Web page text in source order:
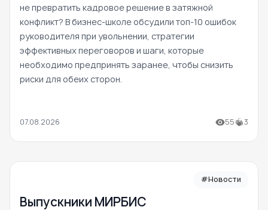
не превратить кадровое решение в затяжной
конфликт? В бизнес-школе обсудили топ-10 ошибок
руководителя при увольнении, стратегии
эффективных переговоров и шаги, которые
необходимо предпринять заранее, чтобы снизить
риски для обеих сторон.
07.08.2026 55 3
#Новости
Выпускники МИРБИС